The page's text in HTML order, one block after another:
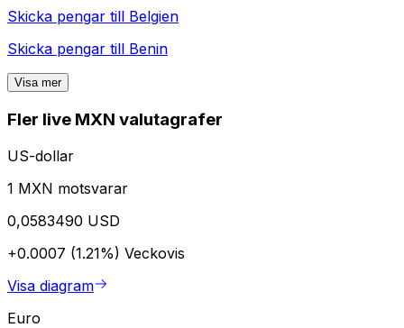
Skicka pengar till Belgien
Skicka pengar till Benin
Visa mer
Fler live MXN valutagrafer
US-dollar
1 MXN motsvarar
0,0583490 USD
+0.0007 (1.21%) Veckovis
Visa diagram
Euro